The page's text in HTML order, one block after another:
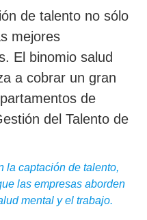
de talento no sólo
mejores
El binomio salud
a cobrar un gran
de
del Talento de
la captación de talento,
las empresas aborden
mental y el trabajo.